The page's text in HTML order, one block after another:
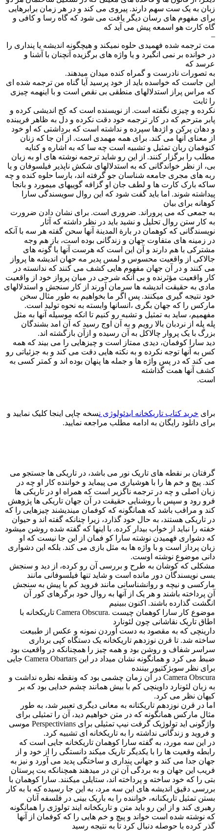
زبان به یک ست سهم دارند. پیروی می کند و در هر زمان برابرهایی
برای مفهوم های رسان دیگر یافت می شود که گاه رسا و کافی و
گاه کارت هو اسمعه پیش می آید که
–
مت ترجمه شده فهمیدی حلوه نمیکند و هیچگونه اندیشه یا پنداری را
در خوانده بر نمی انگیرد و یا واژه های برگزیده آنچنان با آشنا و
عرسد که
به تصورات نادرست و گمراه کنده میدان میدهند.
این جاست که خواسده باید از خود پرسید آیا گناه من ترجمه شده ای
که مراس پراز استدلالهای منطقی بی نقص است و با اینهمه چیزی
را ثابت
نکرده و چیزی نگفته است. از نویسنده است که کج اندیشی کرده و
پابر مترحم که در کار ترجمه خود دقت نکرده و دل به ظاهر فریبنده
و دهان پرکن و اژدها سپرده و نداشته است که برداشتی که او خود
از معنای آنها می کند. برای همه مهمدی است. از آن جا که زنان
کنوفمان ربان تمثیل و تشبیه است چه سا که به اشاره و کنایه
مطلب را برگزار کنند. از این رو شاید ترجمه نوشته های او به زبان
بی، از نظر خواندگانی که به استدلالهای شکش ناپذیر فیلسوفان و یا
ربه های مجری جامعه شناسان جو گرفته اند، بارسا حلوه کنده و چه
ساکه بارک کارت ها و لطف جان او گزافه گوییهای میمورد و بانجا
پیداشته شوند. اما باید گفت شود که این روال سویسندگی سارا
کوهانه برای بیان
به جمعی که می پروراند. ضروری است. برای نشان دادن ضرورت
به کار ستن روال تحلیل و نشید باید در نظر داشته که آثار
نویسندگانی که کوهمان در بارة المدينة آنها سحن گفته هر سه با آنکه
در زمینه های متفاوت جهان و زندگانی بوده است، باز هم وجه
مشترکی با هم دارند و آن این است که هرست آنها با گونه های
جالاکی از واقعیت محسوس و لمس پدیر مه حهان اندیشه ها پرواز
می کنند و در آن جهان مفهوم هایی کشف می کنند که ندانسته در
کار واقعیت مؤثرنده و بی آنکه شرحی در میان پرواز خود از واقعیت
مادی به حقیقت اندیشه ها سرمان آورند از کار سنجش و استدلالهای
خود نتیجه گیری میکنند. پس اگر ما بخواهیم به طور مثال سخن
مارکس را که جهان بگری ،انسانها وابسته به نحوه تولید است.
مفهمیم، ساید به تمثیل و تشبه رو کنیم تا انکه موسیله آنها به مثل
پله پله از نردبان بالا رویم و به آن اوج رسید که آن امد بشندگان
بزرگ با یک پروار چالاکل به آن رسیده و ازآن بازگشته اند.
دید سارا کوفمان، دیدی ممتاز است و چیزهایی را می بیند که همه
کس به آنها توجه نکرده و به نکته هایی دقت می کند و به جزئیاتی رو
می کند که در پس واژه ها و جمله ها پنهان بوده اند و کمتر کسی به
کشف آنها همت گذاشته
است.
برای خرید کتاب تاریکخانه ایدئولوژی نسخه چاپی اینجا کلیک نمایید و
برای دانلود رایگان به ادامه مطلب مراجعه نمایید.
گرفتان بر نقطه های تاریک نور می باشد، در تاریکی ها جستجو می
کند. پیچ و خم ها را با هوشیاری می پیماید و خواننده کار او چه در
زبان اصلی و چه در ترجمه ناگزیر است که همراه او در تاریکی ها
فرو رود و سپس با روشنایی حقیقت در آن جهان تاریکی ها پژوهش
کند و مراقب باشد که همانگونه که کوفمان میندیشند چیزهایی را که
در تاریکی هستند، به حال خود گذارد، زیرا چنانکه گفته اند و حیوان
خفته را نباید از خواب بیدار کرده. با اینها که گفته شده روشن میشود
که دشواری فهمیدن نوشته سارا کو فمان از این جا نیست که او
زبان پرداز است و با واژه ها به مثل بازی می کند. بلکه این دشواری
دانی موضوع نوشته اوست.
مشکلی که کوشان به طرح و بررسی آن رو کرده، از دید و سنجش
یسی نویسندگان دور مانده است و شاید تنها فیلسوفانی مانند
مارکسی و نیچه و روانشناسانی مانند فروید کم با پیش به سنجش
آن پرداخته باشند و هر یک از آنها به روال خود برگرهای کور آن
انگشت گذارده باشند. اکنون ببینیم
موضوع کار سارا کوهمان چیست .Camera Obscura تاریکخانه با
اطاق تاریک نقاشانی چون لئونارد
دارینچی که به مقصود به دست آوردن نمونه و عکس از طبیعت
ساخته شد. تا قرن نوزدهم تاریکخانه یک دستگاه کپی برداری
سراسر شفاف و روشن بود و همه چیز را همچنانکه در واقعیت بود
ضبط می کرد و همانگونه نشان میداد در این Camera Obartars جایی
برای نظر سوبژکتیور بیننده
Camera Obscura در آن زمان چشمی بود که ونقطه نظره نداشت و
به زبان لئونارد داوینچی کم با بیش همانند چشم خدایی بود که بر
کیهان نظر می کرد.
اما در قرن نوزدهم تاریکتانه به معانی دیگری تعبیر شد، به طور
مثال مارکس همانگونه که در متن خواهیم دید، آن را تمثیلی برای
واژگونی اید تولوژیک گرفت نیپ تمثیلی برای Perspectivians موسی
و فروید و زندگانی نداشته را به تاریکخانه ای تشبیه کرد.
در این سه مورد، به گفته سارا کوهمان تاریکخانه جایی است که
رابطه وقعیت ها را با یکدیگر تاریک میکند دانستگی را از خود و از
جهان جدا می کند و جهانی پنداری و ساختگی پدید می آورد و نیز به
فریب این جهان و به بردگی آن تن در میدهند همچنانکه بت پرستان
بتی را که خود ساخته و پرداخته اند، ستایلی میکنند. سارا کوهمان با
بررسی دقیق اندیشه های این سه مرد، به این جا رسیده که با به کار
بستن تمثیل تاریکنانه، خواننده را به باریک بینی در فلسفه آنان
رهبری کند و از این رو باید متن و تاریکخانه ایند تولوژی را همانگونه
که نوشته شده است خواند و پیچ و خم هایی را که کوفمان از آنها
گذر کرده با حوصله دنبال کرد تا به نتیجه رسید